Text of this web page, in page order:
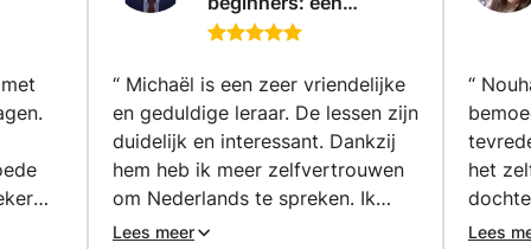
heb ook zakelijk Engels, conversatiecursussen en
examengerichte lessen gegeven.
druk
die
eenvoudige en
(Ukkel)
“ Michaël is een zeer vriendelijke
en geduldige leraar. De lessen zijn
duidelijk en interessant. Dankzij
hem heb ik meer zelfvertrouwen
om Nederlands te spreken. Ik
raad zijn lessen zeker aan!
Lees meer
“
het
Lees